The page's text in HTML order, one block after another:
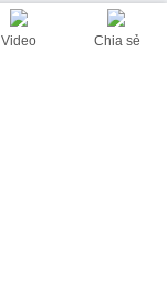
Video Chia sẻ